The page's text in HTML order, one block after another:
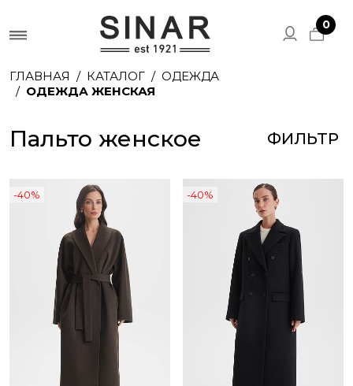
0
ГЛАВНАЯ КАТАЛОГ
ОДЕЖДА
ОДЕЖДА ЖЕНСКАЯ
Пальто женское ФИЛЬТР
-40% -40%